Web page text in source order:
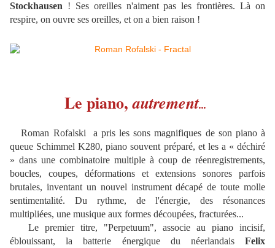
Stockhausen ! Ses oreilles n'aiment pas les frontières. Là on
respire, on ouvre ses oreilles, et on a bien raison !
Le piano,autrement...
Roman Rofalski a pris les sons magnifiques de son piano à
queue Schimmel K280, piano souvent préparé, et les a « déchiré
» dans une combinatoire multiple à coup de réenregistrements,
boucles, coupes, déformations et extensions sonores parfois
brutales, inventant un nouvel instrument décapé de toute molle
sentimentalité. Du rythme, de l'énergie, des résonances
multipliées, une musique aux formes découpées, fracturées...
Le premier titre, "Perpetuum", associe au piano incisif,
éblouissant, la batterie énergique du néerlandais Felix